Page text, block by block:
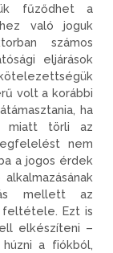
fűződhet a
való joguk
számos
eljárások
volt a korábbi
ha
miatt törli az
nem
a jogos érdek
mellett az
Ezt is
elkészíteni –
a fiókból,